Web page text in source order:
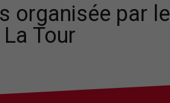
organisée par le
Tour